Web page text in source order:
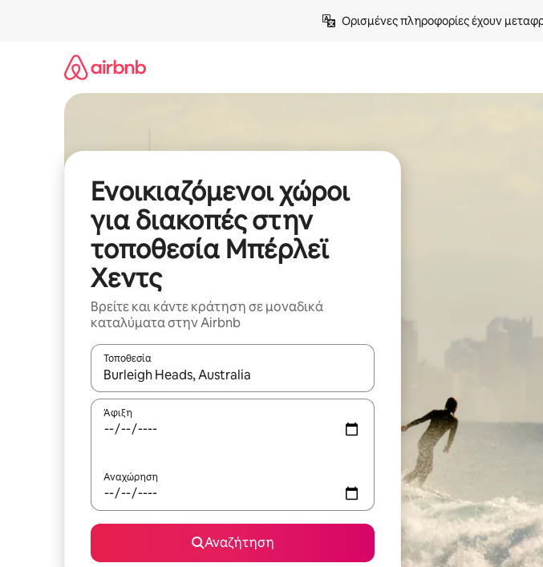
Ορισμένες πληροφορίες έχουν
Ενοικιαζόμενοι χώροι
για διακοπές στην
τοποθεσία Μπέρλεϊ
Χεντς
Βρείτε και κάντε κράτηση σε μοναδικά
καταλύματα στην Airbnb
Τοποθεσία
Όταν τα αποτελέσματα είναι διαθέσιμα, μπορείτε να πλοηγηθείτε στη σελίδα με
Άφιξη
Αναχώρηση
Αναζήτηση